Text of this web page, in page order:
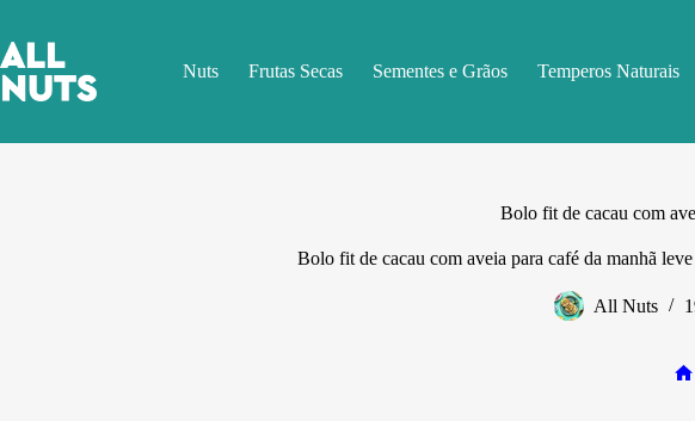
o
conteúdo
Nuts Frutas Secas Sementes e Grãos Temperos Naturais
Bolo fit de cacau com
Bolo fit de cacau com aveia para café da manhã
All Nuts